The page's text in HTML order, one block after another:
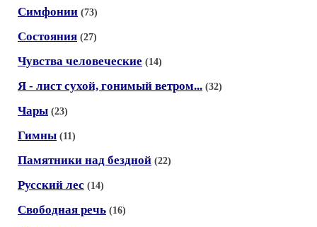
Симфонии (73)
Состояния (27)
Чувства человеческие (14)
Я - лист сухой, гонимый ветром... (32)
Чары (23)
Гимны (11)
Памятники над бездной (22)
Русский лес (14)
Свободная речь (16)